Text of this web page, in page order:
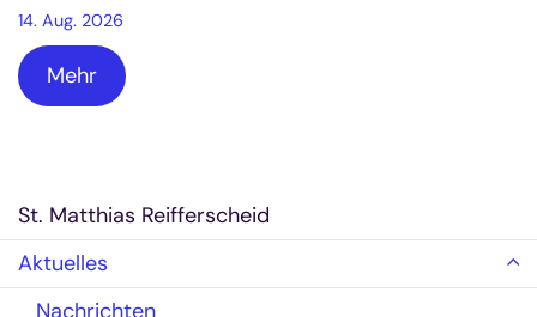
14. Aug. 2026
Mehr
St. Matthias Reifferscheid
Aktuelles